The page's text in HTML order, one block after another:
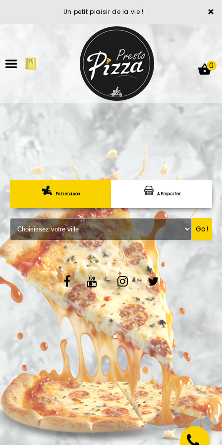
×
Un petit plaisir de la vie !
ACCUEIL
LA CARTE
VOTRE COMPTE
NOTRE RESTAURANT
VOS AVIS
MENTIONS LÉGALES
C.G.V
0
En Livraison A Emporter
Go!